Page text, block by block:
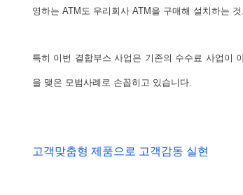
영하는 ATM도 우리회사 ATM을 구매해 설치하는
특히 이번 결합부스 사업은 기존의 수수료 사업이
을 맺은 모범사례로 손꼽히고 있습니다.
고객맞춤형 제품으로 고객감동 실현